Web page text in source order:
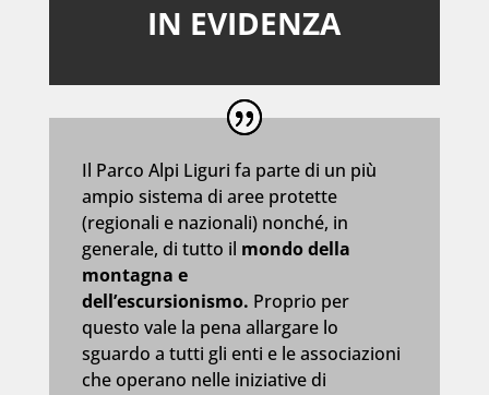
IN EVIDENZA
Il Parco Alpi Liguri fa parte di un più
ampio sistema di aree protette
(regionali e nazionali) nonché, in
generale, di tutto il mondo della
montagna e
dell’escursionismo. Proprio per
questo vale la pena allargare lo
sguardo a tutti gli enti e le associazioni
che operano nelle iniziative di